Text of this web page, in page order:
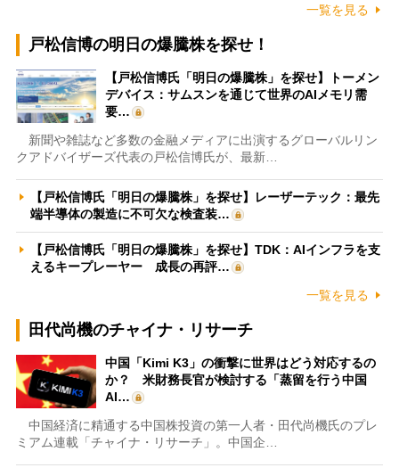
一覧を見る
戸松信博の明日の爆騰株を探せ！
【戸松信博氏「明日の爆騰株」を探せ】トーメン
デバイス：サムスンを通じて世界のAIメモリ需
要…
新聞や雑誌など多数の金融メディアに出演するグローバルリン
クアドバイザーズ代表の戸松信博氏が、最新…
【戸松信博氏「明日の爆騰株」を探せ】レーザーテック：最先
端半導体の製造に不可欠な検査装…
【戸松信博氏「明日の爆騰株」を探せ】TDK：AIインフラを支
えるキープレーヤー 成長の再評…
一覧を見る
田代尚機のチャイナ・リサーチ
中国「Kimi K3」の衝撃に世界はどう対応するの
か？ 米財務長官が検討する「蒸留を行う中国
AI…
中国経済に精通する中国株投資の第一人者・田代尚機氏のプレ
ミアム連載「チャイナ・リサーチ」。中国企…